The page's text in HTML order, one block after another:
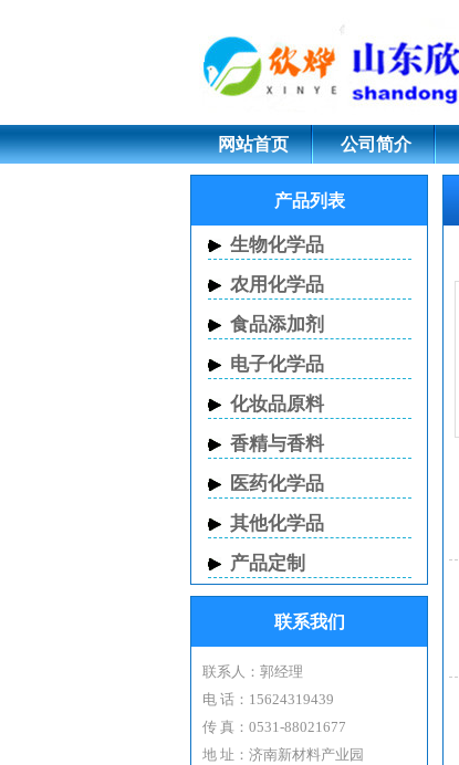
网站首页 公司简介
产品列表
生物化学品
农用化学品
食品添加剂
电子化学品
化妆品原料
香精与香料
医药化学品
其他化学品
产品定制
联系我们
联系人：郭经理
电 话：15624319439
传 真：0531-88021677
地 址：济南新材料产业园